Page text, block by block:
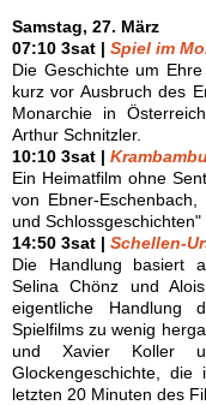
Samstag, 27. März
07:10 3sat | Spiel im
Die Geschichte um
kurz vor Ausbruch des
Monarchie in
Arthur Schnitzler.
10:10 3sat |
Ein Heimatfilm ohne
von Ebner-
und Schlossgeschichten"
14:50 3sat | Schellen-
Die Handlung basiert
Selina Chönz und
eigentliche Handlung
Spielfilms zu wenig
und Xavier Koller
Glockengeschichte,
letzten 20 Minuten des